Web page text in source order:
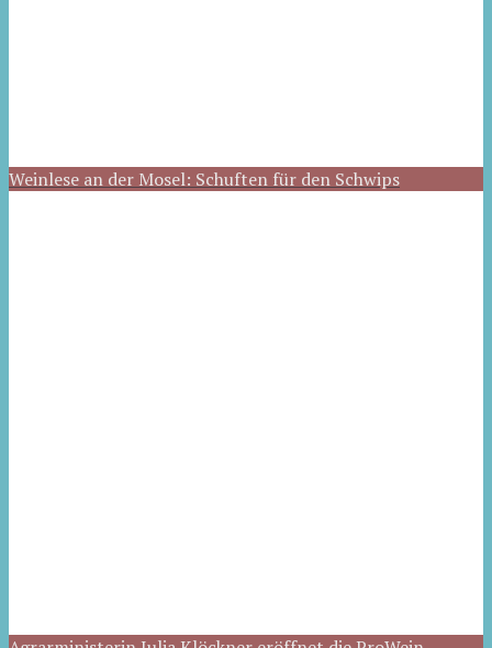
Weinlese an der Mosel: Schuften für den Schwips